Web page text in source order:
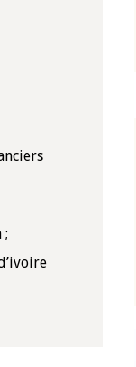
;
du Comité de
la BCEAO du 10
Kassi BROU